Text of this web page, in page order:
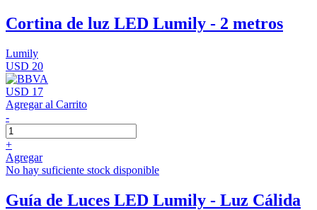
Cortina de luz LED Lumily - 2 metros
Lumily
USD 20
USD 17
Agregar al Carrito
-
+
Agregar
No hay suficiente stock disponible
Guía de Luces LED Lumily - Luz Cálida